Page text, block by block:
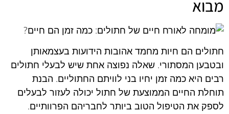
מבוא
חתולים הם חיות מחמד אהובות הידועות בעצמאותן
ובטבען המסתורי. שאלה נפוצה אחת שיש לבעלי חתולים
רבים היא כמה זמן יחיו בני לוויתם החתוליים. הבנת
תוחלת החיים הממוצעת של חתול יכולה לעזור לבעלים
לספק את הטיפול הטוב ביותר לחבריהם הפרוותיים.